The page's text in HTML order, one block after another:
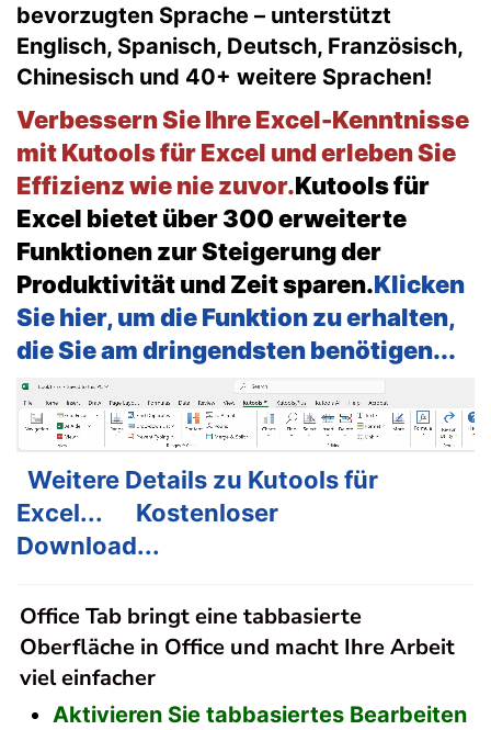
bevorzugten Sprache – unterstützt
Englisch, Spanisch, Deutsch, Französisch,
Chinesisch und 40+ weitere Sprachen!
Verbessern Sie Ihre Excel-Kenntnisse
mit Kutools für Excel und erleben Sie
Effizienz wie nie zuvor.Kutools für
Excel bietet über 300 erweiterte
Funktionen zur Steigerung der
Produktivität und Zeit sparen.Klicken
Sie hier, um die Funktion zu erhalten,
die Sie am dringendsten benötigen...
Weitere Details zu Kutools für
Excel...
Kostenloser
Download...
Office Tab bringt eine tabbasierte
Oberfläche in Office und macht Ihre Arbeit
viel einfacher
Aktivieren Sie tabbasiertes Bearbeiten